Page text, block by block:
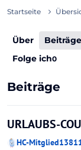
Startseite
Über Beiträge
Folge ich0
Beiträge
URLAUBS-
HC-